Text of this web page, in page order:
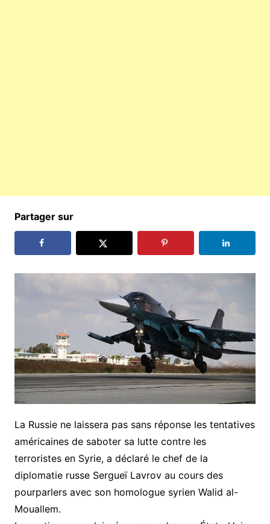
Partager sur
La Russie ne laissera pas sans réponse les tentatives
américaines de saboter sa lutte contre les
terroristes en Syrie, a déclaré le chef de la
diplomatie russe Sergueï Lavrov au cours des
pourparlers avec son homologue syrien Walid al-
Mouallem.